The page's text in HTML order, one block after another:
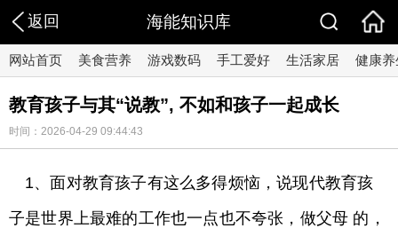
返回 海能知识库
网站首页 美食营养 游戏数码 手工爱好 生活家居 健康养
教育孩子与其“说教”, 不如和孩子一起成长
时间：2026-04-29 09:44:43
1、面对教育孩子有这么多得烦恼，说现代教育孩
子是世界上最难的工作也一点也不夸张，做父母 的，